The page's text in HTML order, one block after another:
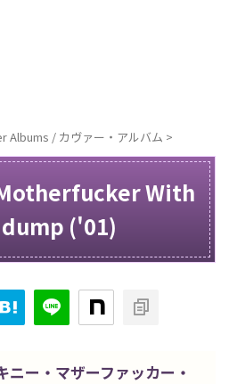
Albums / カヴァー・アルバム >
With
('01)
ニー・マザーファッカー・